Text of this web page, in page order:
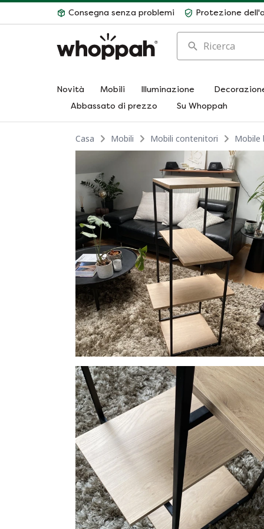
Consegna senza problemi Protezione
Ricerca
Novità Mobili Illuminazione
Abbassato di prezzo
Su Whoppah
Casa Mobili Mobili contenitori Mobile